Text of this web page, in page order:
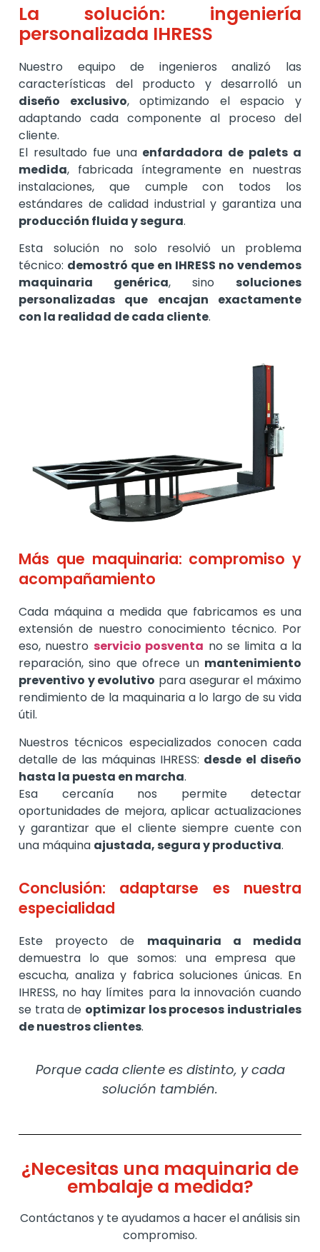
La solución: ingeniería
personalizada IHRESS
Nuestro equipo de ingenieros analizó las
características del producto y desarrolló un
diseño exclusivo, optimizando el espacio y
adaptando cada componente al proceso del
cliente.
El resultado fue una enfardadora de palets a
medida, fabricada íntegramente en nuestras
instalaciones, que cumple con todos los
estándares de calidad industrial y garantiza una
producción fluida y segura.
Esta solución no solo resolvió un problema
técnico: demostró que en IHRESS no vendemos
maquinaria genérica, sino soluciones
personalizadas que encajan exactamente
con la realidad de cada cliente.
Más que maquinaria: compromiso y
acompañamiento
Cada máquina a medida que fabricamos es una
extensión de nuestro conocimiento técnico. Por
eso, nuestro servicio posventa no se limita a la
reparación, sino que ofrece un mantenimiento
preventivo y evolutivo para asegurar el máximo
rendimiento de la maquinaria a lo largo de su vida
útil.
Nuestros técnicos especializados conocen cada
detalle de las máquinas IHRESS: desde el diseño
hasta la puesta en marcha.
Esa cercanía nos permite detectar
oportunidades de mejora, aplicar actualizaciones
y garantizar que el cliente siempre cuente con
una máquina ajustada, segura y productiva.
Conclusión: adaptarse es nuestra
especialidad
Este proyecto de maquinaria a medida
demuestra lo que somos: una empresa que
escucha, analiza y fabrica soluciones únicas. En
IHRESS, no hay límites para la innovación cuando
se trata de optimizar los procesos industriales
de nuestros clientes.
Porque cada cliente es distinto, y cada
solución también.
¿Necesitas una maquinaria de
embalaje a medida?
Contáctanos y te ayudamos a hacer el análisis sin
compromiso.